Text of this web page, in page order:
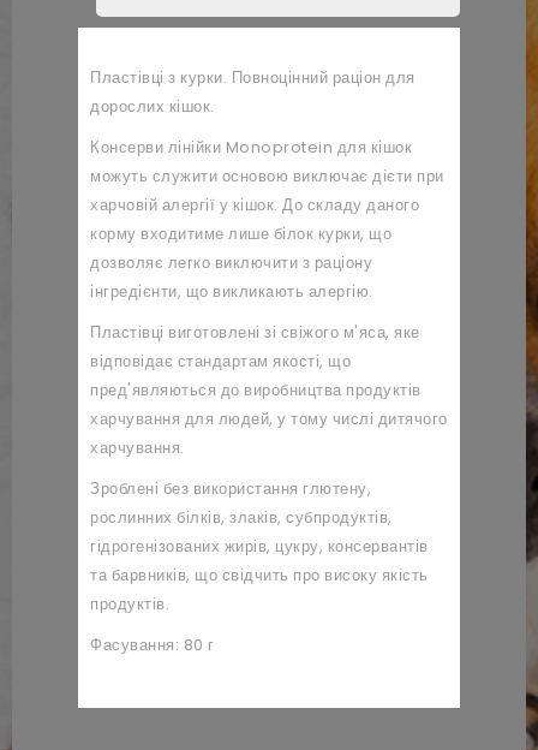
Пластівці з курки. Повноцінний раціон для
дорослих кішок.
Консерви лінійки Monoprotein для кішок
можуть служити основою виключає дієти при
харчовій алергії у кішок. До складу даного
корму входитиме лише білок курки, що
дозволяє легко виключити з раціону
інгредієнти, що викликають алергію.
Пластівці виготовлені зі свіжого м'яса, яке
відповідає стандартам якості, що
пред'являються до виробництва продуктів
харчування для людей, у тому числі дитячого
харчування.
Зроблені без використання глютену,
рослинних білків, злаків, субпродуктів,
гідрогенізованих жирів, цукру, консервантів
та барвників, що свідчить про високу якість
продуктів.
Фасування: 80 г